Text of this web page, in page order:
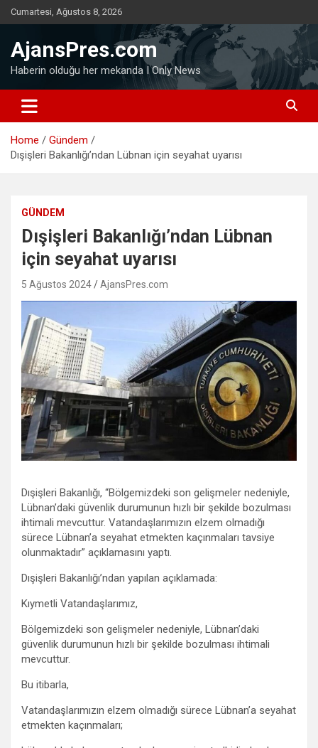
Skip
to
Cumartesi, Ağustos 8, 2026
AjansPres.com
Haberin olduğu her mekanda I Only News
Home
Gündem
Dışişleri Bakanlığı’ndan Lübnan için seyahat uyarısı
GÜNDEM
Dışişleri Bakanlığı’ndan Lübnan
için seyahat uyarısı
5 Ağustos 2024 AjansPres.com
Dışişleri Bakanlığı, “Bölgemizdeki son gelişmeler nedeniyle,
Lübnan’daki güvenlik durumunun hızlı bir şekilde bozulması
ihtimali mevcuttur. Vatandaşlarımızın elzem olmadığı
sürece Lübnan’a seyahat etmekten kaçınmaları tavsiye
olunmaktadır” açıklamasını yaptı.
Dışişleri Bakanlığı’ndan yapılan açıklamada:
Kıymetli Vatandaşlarımız,
Bölgemizdeki son gelişmeler nedeniyle, Lübnan’daki
güvenlik durumunun hızlı bir şekilde bozulması ihtimali
mevcuttur.
Bu itibarla,
Vatandaşlarımızın elzem olmadığı sürece Lübnan’a seyahat
etmekten kaçınmaları;